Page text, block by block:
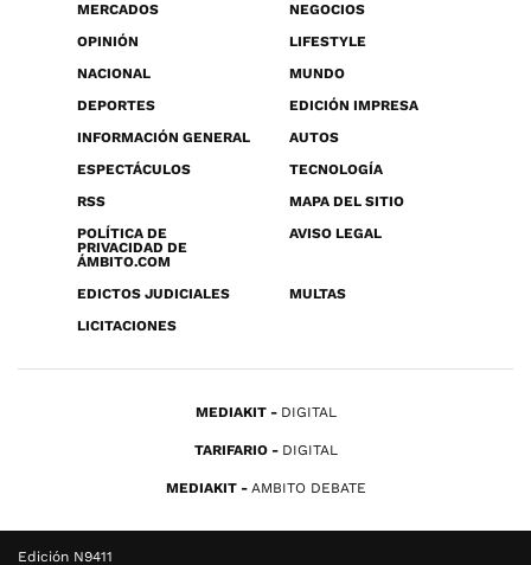
MERCADOS
NEGOCIOS
OPINIÓN
LIFESTYLE
NACIONAL
MUNDO
DEPORTES
EDICIÓN IMPRESA
INFORMACIÓN GENERAL
AUTOS
ESPECTÁCULOS
TECNOLOGÍA
RSS
MAPA DEL SITIO
POLÍTICA DE
PRIVACIDAD DE
ÁMBITO.COM
AVISO LEGAL
EDICTOS JUDICIALES
MULTAS
LICITACIONES
MEDIAKIT DIGITAL
TARIFARIO DIGITAL
MEDIAKIT AMBITO DEBATE
Edición N9411